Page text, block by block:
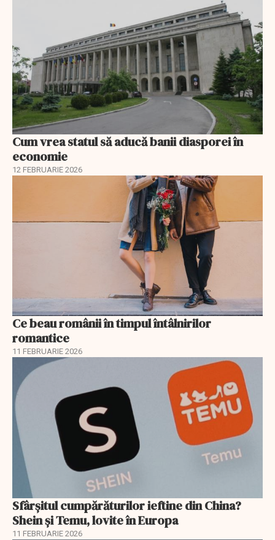
Cum vrea statul să aducă banii diasporei în
economie
12 FEBRUARIE 2026
Ce beau românii în timpul întâlnirilor
romantice
11 FEBRUARIE 2026
Sfârșitul cumpărăturilor ieftine din China?
Shein și Temu, lovite în Europa
11 FEBRUARIE 2026